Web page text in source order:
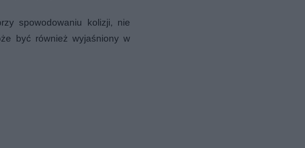
spowodowaniu kolizji, nie
być również wyjaśniony w